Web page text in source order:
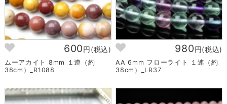
600円(税込)
ムーアカイト 8mm １連（約
38cm）_R1088
980円(税込)
AA 6mm フローライト １連（約
38cm）_LR37